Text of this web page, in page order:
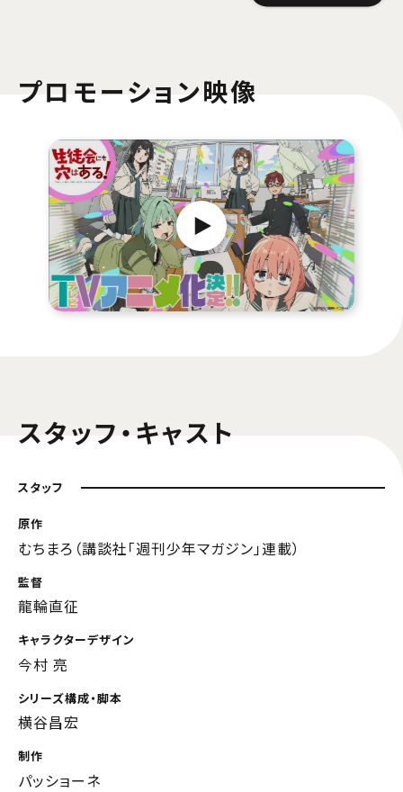
プロモーション映像
スタッフ・キャスト
スタッフ
原作
むちまろ（講談社「週刊少年マガジン」連載）
監督
龍輪直征
キャラクターデザイン
今村 亮
シリーズ構成・脚本
横谷昌宏
制作
パッショーネ